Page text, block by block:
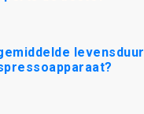
levensduur